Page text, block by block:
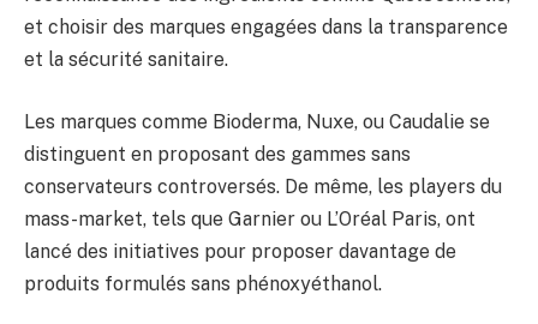
et choisir des marques engagées dans la transparence
et la sécurité sanitaire.
Les marques comme Bioderma, Nuxe, ou Caudalie se
distinguent en proposant des gammes sans
conservateurs controversés. De même, les players du
mass-market, tels que Garnier ou L’Oréal Paris, ont
lancé des initiatives pour proposer davantage de
produits formulés sans phénoxyéthanol.